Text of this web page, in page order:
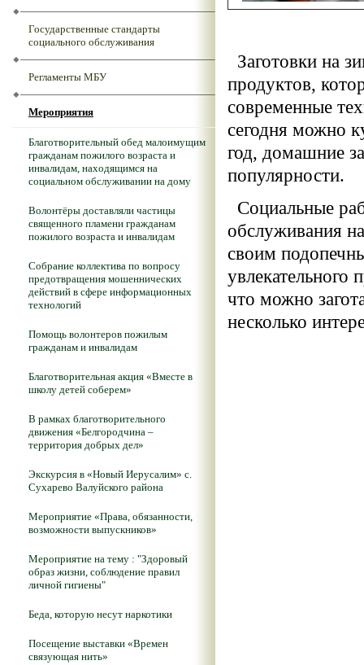
Государственные стандарты
социального обслуживания
Регламенты МБУ
Мероприятия
Благотворительный обед малоимущим
гражданам пожилого возраста и
инвалидам, находящимся на
социальном обслуживании на дому
Волонтёры доставляли частицы
священного пламени гражданам
пожилого возраста и инвалидам
Собрание коллектива по вопросу
предотвращения мошеннических
действий в сфере информационных
технологий
Помощь волонтеров пожилым
гражданам и инвалидам
Благотворительная акция «Вместе в
школу детей соберем»
В рамках благотворительного
движения «Белгородчина –
территория добрых дел»
Экскурсия в «Новый Иерусалим» с.
Сухарево Валуйского района
Мероприятие «Права, обязанности,
возможности выпускников»
Мероприятие на тему : "Здоровый
образ жизни, соблюдение правил
личной гигиены"
Беда, которую несут наркотики
Посещение выставки «Времен
связующая нить»
Заготовки на
продуктов,
современные
сегодня можно
год, домашние
популярности.
Социальные
обслуживания
своим
увлекательного
что можно
несколько